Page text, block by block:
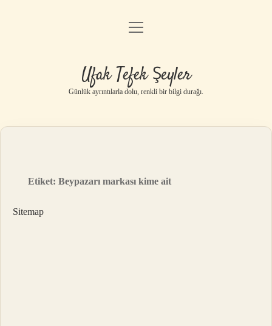
Anasayfa
Yasal Uyarı
menüyü
Ufak Tefek Şeyler
Günlük ayrıntılarla dolu, renkli bir bilgi durağı.
Etiket:Beypazarı markası kime ait
Sitemap